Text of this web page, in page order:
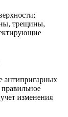
трещины,
антипригарных
изменения